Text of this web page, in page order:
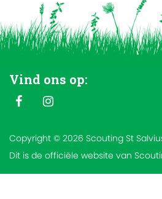
Vind ons op:
Copyright © 2026 Scouting St
Dit is de officiële website van